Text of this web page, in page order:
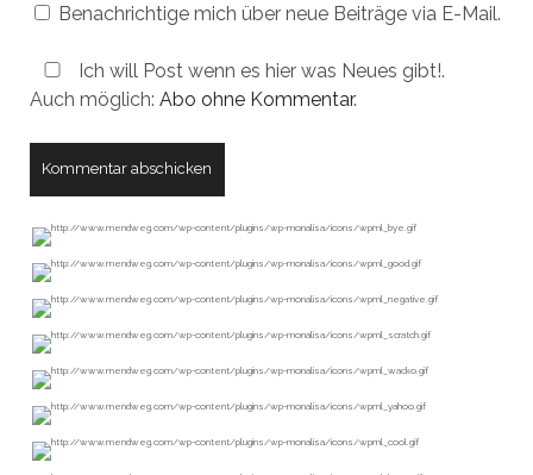
Benachrichtige mich über neue Beiträge via E-Mail.
Ich will Post wenn es hier was Neues gibt!.
Auch möglich: Abo ohne Kommentar.